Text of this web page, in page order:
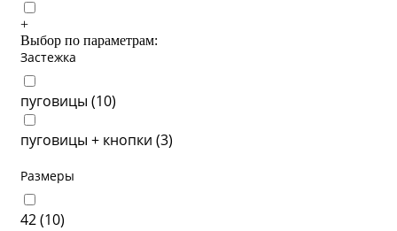
+
Выбор по параметрам:
Застежка
пуговицы (10)
пуговицы + кнопки (3)
Размеры
42 (10)